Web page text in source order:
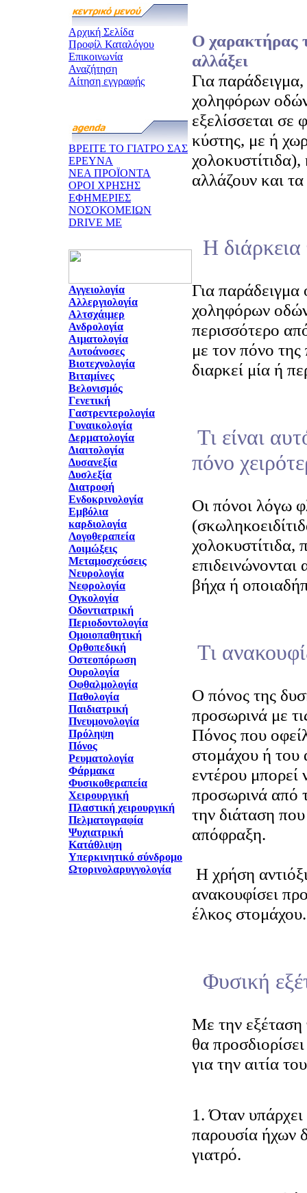
Αρχική Σελίδα
Προφίλ Καταλόγου
Επικοινωνία
Αναζήτηση
Αίτηση εγγραφής
ΒΡΕΙΤΕ ΤΟ ΓΙΑΤΡΟ ΣΑΣ
ΕΡΕΥΝΑ
ΝΕΑ ΠΡΟΪΟΝΤΑ
ΟΡΟΙ ΧΡΗΣΗΣ
ΕΦΗΜΕΡΙΕΣ
ΝΟΣΟΚΟΜΕΙΩΝ
DRIVE ME
Αγγειολογία
Αλλεργιολογία
Αλτσχάιμερ
Ανδρολογία
Αιματολογία
Αυτοάνοσες
Βιοτεχνολογία
Βιταμίνες
Βελονισμός
Γενετική
Γαστρεντερολογία
Γυναικολογία
Δερματολογία
Διαιτολογία
Δυσανεξία
Δυσλεξία
Διατροφή
Ενδοκρινολογία
Εμβόλια
καρδιολογία
Λογοθεραπεία
Λοιμώξεις
Μεταμοσχεύσεις
Νευρολογία
Νεφρολογία
Ογκολογία
Οδοντιατρική
Περιοδοντολογία
Ομοιοπαθητική
Ορθοπεδική
Οστεοπόρωση
Ουρολογία
Οφθαλμολογία
Παθολογία
Παιδιατρική
Πνευμονολογία
Πρόληψη
Πόνος
Ρευματολογία
Φάρμακα
Φυσικοθεραπεία
Χειρουργική
Πλαστική χειρουργική
Πελματογραφία
Ψυχιατρική
Κατάθλιψη
Υπερκινητικό σύνδρομο
Ωτορινολαρυγγολογία
Ο χαρακτήρας
αλλάξει
Για
χοληφόρων
εξελίσσεται σε
κύστης, με ή
αλλάζουν και
Η
Για παράδειγμα
χοληφόρων
περισσότερο
με τον πόνο της
διαρκεί μία ή
Τι είναι
πόνο
Οι πόνοι λόγω
χολοκυστίτιδα,
βήχα ή
Τι
Ο πόνος της
προσωρινά με
Πόνος που
στομάχου ή του
εντέρου μπορεί
προσωρινά από
την διάταση
απόφραξη.
Η χρήση
ανακουφίσει
έλκος στομάχου.
Φυσική
Με την
θα προσδιορίσει
για την αιτία
1. Όταν
παρουσία ήχων
γιατρό.